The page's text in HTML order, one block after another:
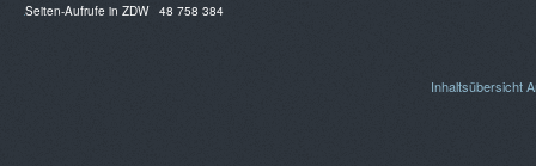
Seiten-Aufrufe in ZDW 48 758 384
Inhaltsübersicht